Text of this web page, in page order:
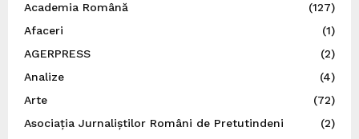
Academia Română
(127)
Afaceri
(1)
AGERPRESS
(2)
Analize
(4)
Arte
(72)
Asociația Jurnaliștilor Români de Pretutindeni
(2)